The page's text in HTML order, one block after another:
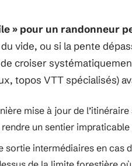
» pour un randonneur
vide, ou si la pente
croiser
topos VTT spécialisés)
mise à jour de
un sentier
sortie intermédiaires en cas